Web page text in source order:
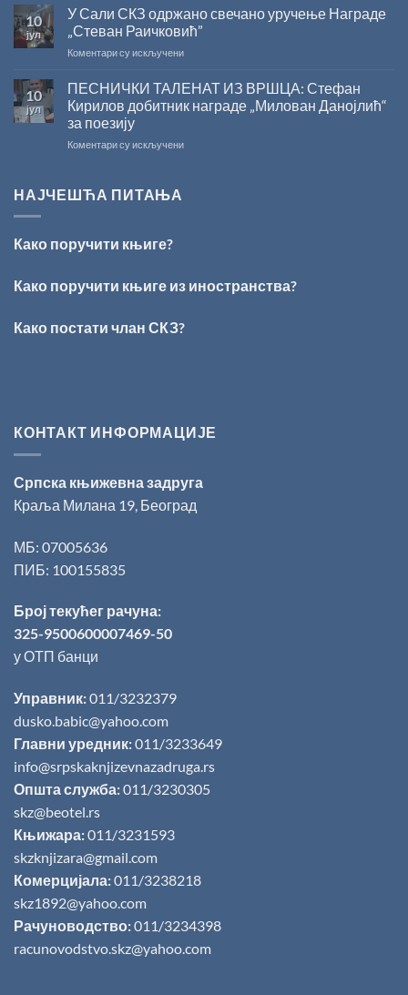
на
српском
језику
2026.
ГОДИНУ
СНИЖЕЊЕ
10
јул
У Сали СКЗ одржано свечано уручење Награде
„Стеван Раичковић”
Коментари су искљученина
Сали
СКЗ
одржано
уручење
10
јул
ПЕСНИЧКИ ТАЛЕНАТ ИЗ ВРШЦА: Стефан
Кирилов добитник награде „Милован Данојлић“
за поезију
Коментари су искљученина
„Милован
поезију
НАЈЧЕШЋА ПИТАЊА
Како поручити књиге?
Како поручити књиге из иностранства?
Како постати члан СКЗ?
КОНТАКТ ИНФОРМАЦИЈЕ
Српска књижевна задруга
Краља Милана 19, Београд
МБ: 07005636
ПИБ: 100155835
Број текућег рачуна:
325-9500600007469-50
у ОТП банци
Управник:011/3232379
dusko.babic@yahoo.com
Главни уредник:011/3233649
info@srpskaknjizevnazadruga.rs
Општа служба:011/3230305
skz@beotel.rs
Књижара:011/3231593
skzknjizara@gmail.com
Комерцијала:011/3238218
skz1892@yahoo.com
Рачуноводство:011/3234398
racunovodstvo.skz@yahoo.com